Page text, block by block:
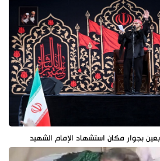
بجوار مكان استشهاد الإمام الشهيد